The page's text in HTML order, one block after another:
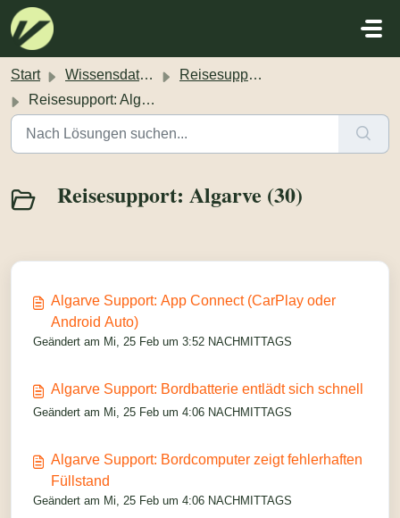
Zum hauptsächlichen Inhalt gehen
Start Wissensdatenbank
Reisesupport: How To und Problemlösungen
Reisesupport: Algarve
Reisesupport: Algarve (30)
Algarve Support: App Connect (CarPlay oder
Android Auto)
Geändert am Mi, 25 Feb um 3:52 NACHMITTAGS
Algarve Support: Bordbatterie entlädt sich schnell
Geändert am Mi, 25 Feb um 4:06 NACHMITTAGS
Algarve Support: Bordcomputer zeigt fehlerhaften
Füllstand
Geändert am Mi, 25 Feb um 4:06 NACHMITTAGS